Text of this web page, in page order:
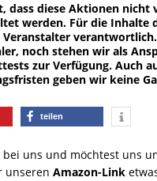
dass diese Aktionen nicht
werden. Für die Inhalte
Veranstalter
noch stehen wir als
zur Verfügung. Auch
geben wir keine
teilen
bei uns und möchtest uns
unseren Amazon-Link